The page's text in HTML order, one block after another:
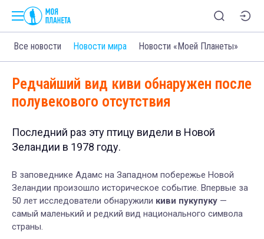
Все новости Новости мира Новости «Моей Планеты»
Редчайший вид киви обнаружен после
полувекового отсутствия
Последний раз эту птицу видели в Новой
Зеландии в 1978 году.
В заповеднике Адамс на Западном побережье Новой
Зеландии произошло историческое событие. Впервые за
50 лет исследователи обнаружили киви пукупуку —
самый маленький и редкий вид национального символа
страны.